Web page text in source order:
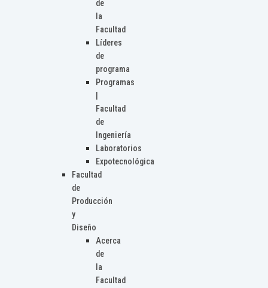
de
la
Facultad
Líderes
de
programa
Programas
Facultad
de
Ingeniería
Laboratorios
Expotecnológica
Facultad
de
Producción
y
Diseño
Acerca
de
la
Facultad